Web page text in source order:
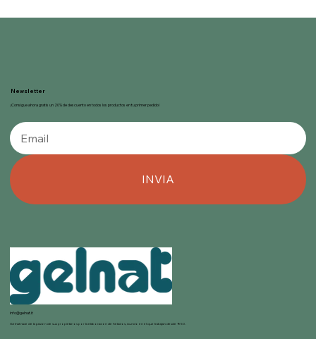
Newsletter
¡Consigue ahora gratis un 20% de descuento en todos los productos en tu primer pedido!
INVIA
info@gelnat.it
Gelnat nace de la pasión de sus propietarios por la elaboración de helados, mundo en el que trabajan desde 1950.